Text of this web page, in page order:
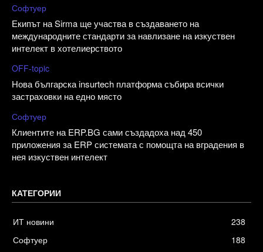
Софтуер
Екипът на Sirma ще участва в създаването на
международните стандарти за навлизане на изкуствен
интелект в хотелиерството
OFF-topic
Нова българска insurtech платформа събира всички
застраховки на едно място
Софтуер
Клиентите на ERP.BG сами създадоха над 450
приложения за ERP системата с помощта на вградения в
нея изкуствен интелект
КАТЕГОРИИ
ИТ новини
238
Софтуер
188